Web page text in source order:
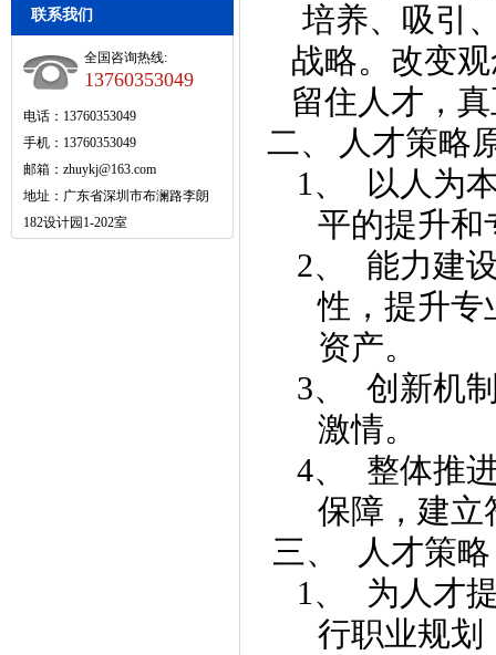
联系我们
全国咨询热线:
13760353049
电话：13760353049
手机：13760353049
邮箱： zhuykj@163.com
地址：广东省深圳市布澜路李朗
182设计园1-202室
培养、吸引
战略。改变
留住人才，
二、
人才策略
1、
以人为
平的提升和
2、
能力建
性，提升专
资产。
3、
创新机
激情。
4、
整体推
保障，建立
三、
人才策
1、
为人才
行职业规划